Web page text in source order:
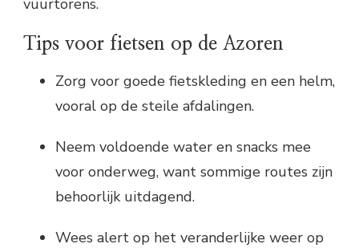
vuurtorens.
Tips voor fietsen op de Azoren
Zorg voor goede fietskleding en een helm,
vooral op de steile afdalingen.
Neem voldoende water en snacks mee
voor onderweg, want sommige routes zijn
behoorlijk uitdagend.
Wees alert op het veranderlijke weer op